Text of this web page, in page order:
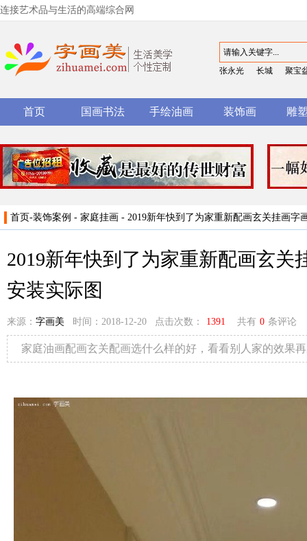
连接艺术品与生活的高端综合网
张永光 长城 聚宝
首页 国画书法 手绘油画 装饰画 雕
首页-装饰案例 - 家庭挂画 - 2019新年快到了为家重新配画玄关挂画字
2019新年快到了为家重新配画玄关
安装实际图
来源： 字画美 时间：2018-12-20 点击次数： 1391 共有 0 条评论
家庭油画配画玄关配画选什么样的好，看看别人家的效果